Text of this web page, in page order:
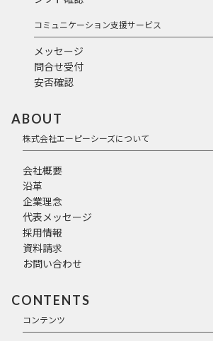
コミュニケーション支援サービス
メッセージ
問合せ受付
安否確認
ABOUT
株式会社エーピーシーズについて
会社概要
沿革
企業理念
代表メッセージ
採用情報
資料請求
お問い合わせ
CONTENTS
コンテンツ